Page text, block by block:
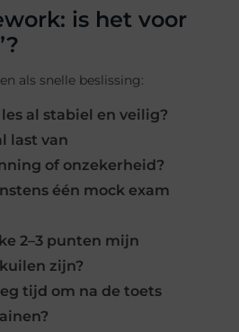
is het voor
als snelle beslissing:
al stabiel en veilig?
last van
of onzekerheid?
één mock exam
2–3 punten mijn
zijn?
tijd om na de toets